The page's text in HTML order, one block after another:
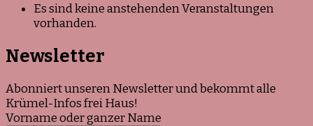
Es sind keine anstehenden Veranstaltungen
vorhanden.
Newsletter
Abonniert unseren Newsletter und bekommt alle
Krümel-Infos frei Haus!
Vorname oder ganzer Name